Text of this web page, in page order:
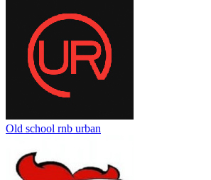
Old school rnb urban